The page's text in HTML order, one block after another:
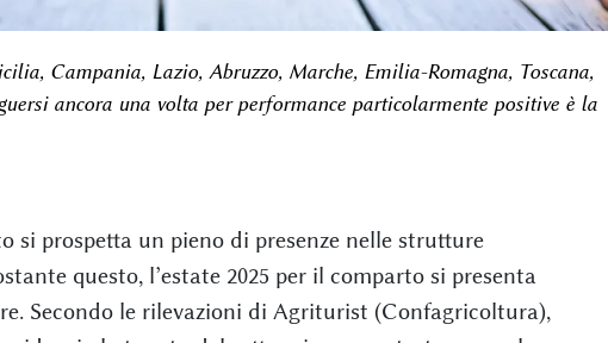
Campania, Lazio, Abruzzo, Marche, Emilia-Romagna, Toscana,
ancora una volta per performance particolarmente positive è la
si prospetta un pieno di presenze nelle strutture
questo, l’estate 2025 per il comparto si presenta
Secondo le rilevazioni di Agriturist (Confagricoltura),